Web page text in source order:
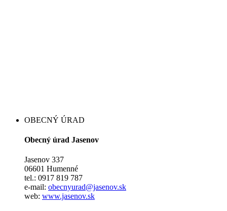
OBECNÝ ÚRAD
Obecný úrad Jasenov
Jasenov 337
06601 Humenné
tel.: 0917 819 787
e-mail: obecnyurad@jasenov.sk
web: www.jasenov.sk